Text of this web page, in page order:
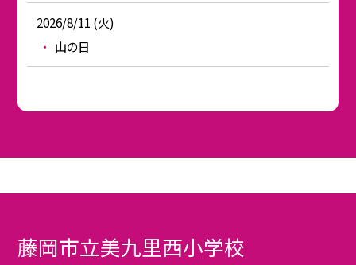
2026/8/11 (火)
山の日
藤岡市立美九里西小学校